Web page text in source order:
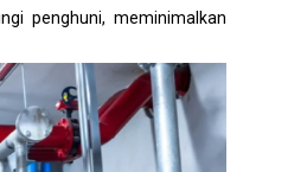
penghuni, meminimalkan